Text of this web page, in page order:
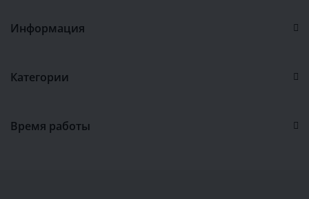
Информация
Категории
Время работы